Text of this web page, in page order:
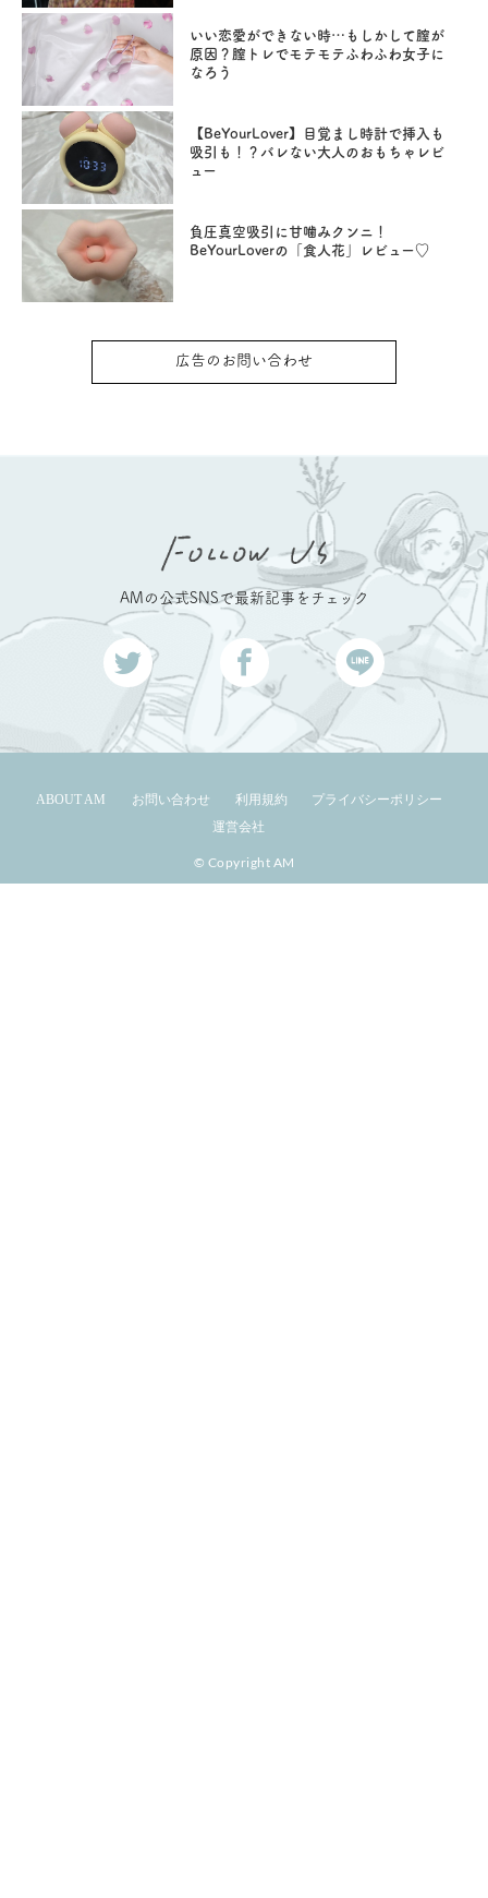
いい恋愛ができない時…もしかして膣が
原因？膣トレでモテモテふわふわ女子に
なろう
【BeYourLover】目覚まし時計で挿入も
吸引も！？バレない大人のおもちゃレビ
ュー
負圧真空吸引に甘噛みクンニ！
BeYourLoverの「食人花」レビュー♡
広告のお問い合わせ
AMの公式SNSで最新記事をチェック
ABOUT AM お問い合わせ 利用規約
プライバシーポリシー
運営会社
© Copyright AM